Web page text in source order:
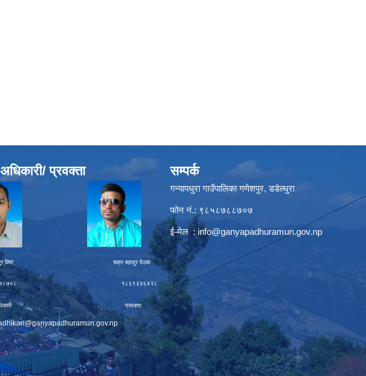
प्रवक्ता
विष्ट चक्र बहादुर देउबा
९८६९३३६४२८
अधिकारी प्रवक्ता
सम्पर्क
गन्यापधुरा गाउँपालिका गणेशपुर, डडेल्धुरा
फोन नं.: ९८५८७८८७०७
ई-मेल :info@ganyapadhuramun.gov.np